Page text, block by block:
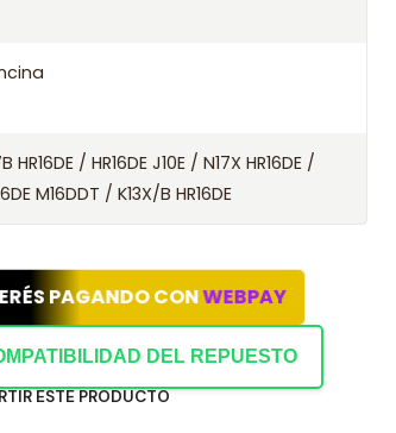
HR16DE / HR16DE J10E / N17X HR16DE /
M16DDT / K13X/B HR16DE
PAGANDO CONWEBPAY
DEL REPUESTO
ESTE PRODUCTO